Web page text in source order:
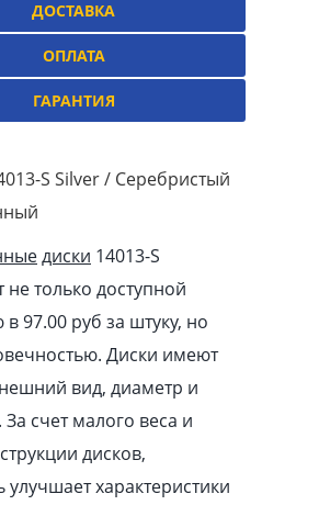
ДОСТАВКА
ОПЛАТА
ГАРАНТИЯ
S Silver / Серебристый
диски 14013-S
не только доступной
в 97.00 pуб за штуку, но
Диски имеют
вид, диаметр и
счет малого веса и
дисков,
характеристики